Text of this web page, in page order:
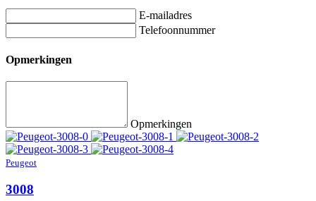
E-mailadres
Telefoonnummer
Opmerkingen
Opmerkingen
Peugeot
3008